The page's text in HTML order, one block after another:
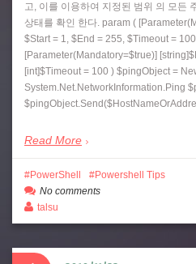
고, 이를 이용하여 지정된 범위 의 모든
상태를 확인 한다. param (
$Start = 1, $End = 255, $Timeout =
[Parameter(Mandatory=$true)]
[int]$Timeout = 100 ) $pingObject =
System.Net.NetworkInformation.Ping
Read More
PowerShell
Powershell Tips
No comments
talsu